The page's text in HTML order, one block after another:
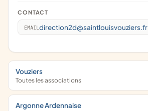
CONTACT
EMAIL direction2d@saintlouisvouziers.fr
Vouziers
Toutes les associations
Argonne Ardennaise